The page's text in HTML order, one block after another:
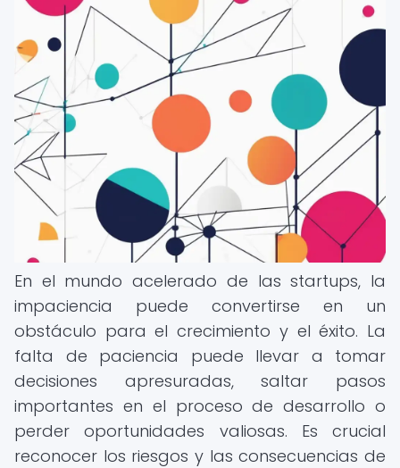
En el mundo acelerado de las startups, la
impaciencia puede convertirse en un
obstáculo para el crecimiento y el éxito. La
falta de paciencia puede llevar a tomar
decisiones apresuradas, saltar pasos
importantes en el proceso de desarrollo o
perder oportunidades valiosas. Es crucial
reconocer los riesgos y las consecuencias de